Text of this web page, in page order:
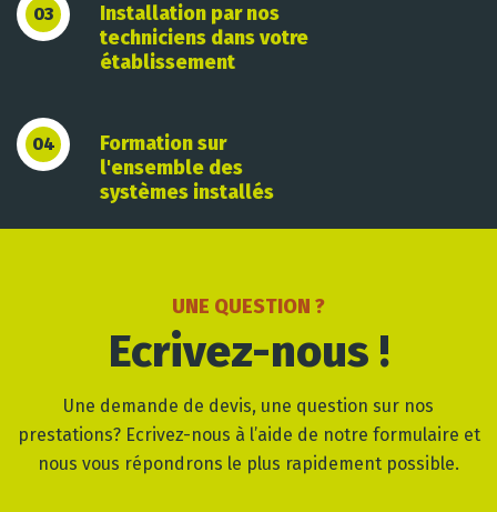
03
Installation par nos
techniciens dans votre
établissement
04
Formation sur
l'ensemble des
systèmes installés
UNE QUESTION ?
Ecrivez-nous !
Une demande de devis, une question sur nos
prestations? Ecrivez-nous à l’aide de notre formulaire et
nous vous répondrons le plus rapidement possible.